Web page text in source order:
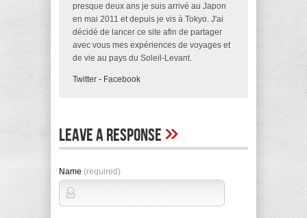
presque deux ans je suis arrivé au Japon
en mai 2011 et depuis je vis à Tokyo. J'ai
décidé de lancer ce site afin de partager
avec vous mes expériences de voyages et
de vie au pays du Soleil-Levant.
Twitter - Facebook
Leave A Response»
Name (required)